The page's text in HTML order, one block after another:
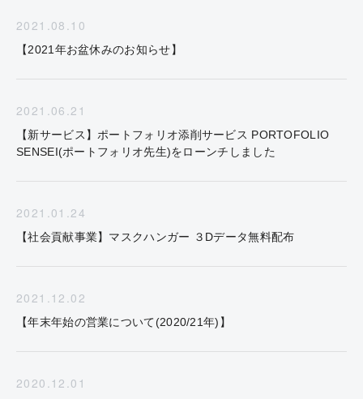
2021.08.10
【2021年お盆休みのお知らせ】
2021.06.21
【新サービス】ポートフォリオ添削サービス PORTOFOLIO
SENSEI(ポートフォリオ先生)をローンチしました
2021.01.24
【社会貢献事業】マスクハンガー ３Dデータ無料配布
2021.12.02
【年末年始の営業について(2020/21年)】
2020.12.01